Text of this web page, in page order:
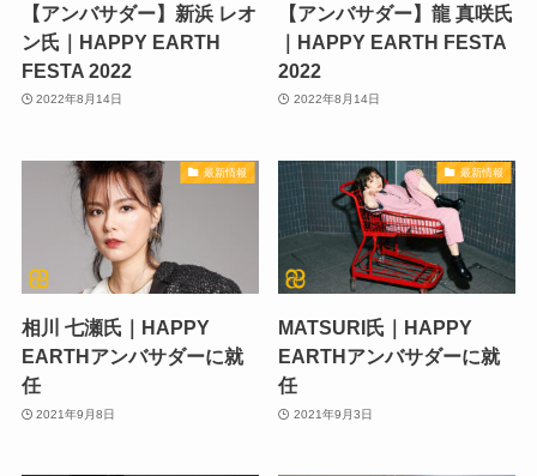
【アンバサダー】新浜 レオ
ン氏｜HAPPY EARTH
FESTA 2022
2022年8月14日
【アンバサダー】龍 真咲氏
｜HAPPY EARTH FESTA
2022
2022年8月14日
最新情報
相川 七瀬氏｜HAPPY
EARTHアンバサダーに就
任
2021年9月8日
最新情報
MATSURI氏｜HAPPY
EARTHアンバサダーに就
任
2021年9月3日